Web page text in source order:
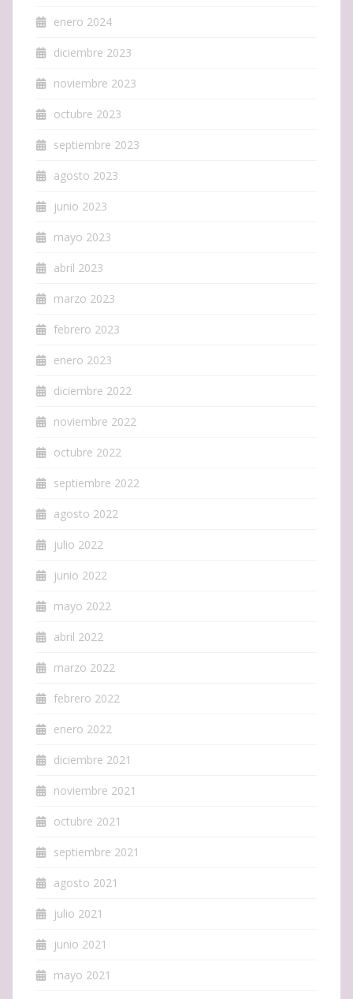
enero 2024
diciembre 2023
noviembre 2023
octubre 2023
septiembre 2023
agosto 2023
junio 2023
mayo 2023
abril 2023
marzo 2023
febrero 2023
enero 2023
diciembre 2022
noviembre 2022
octubre 2022
septiembre 2022
agosto 2022
julio 2022
junio 2022
mayo 2022
abril 2022
marzo 2022
febrero 2022
enero 2022
diciembre 2021
noviembre 2021
octubre 2021
septiembre 2021
agosto 2021
julio 2021
junio 2021
mayo 2021